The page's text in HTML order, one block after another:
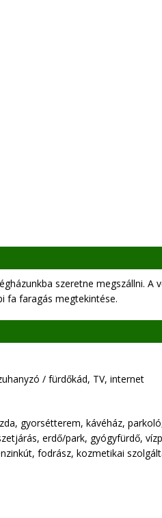
szeretne megszállni. A
fa faragás megtekintése.
/ fürdőkád, TV, internet
gyorsétterem, kávéház,
erdő/park, gyógyfürdő,
fodrász, kozmetikai